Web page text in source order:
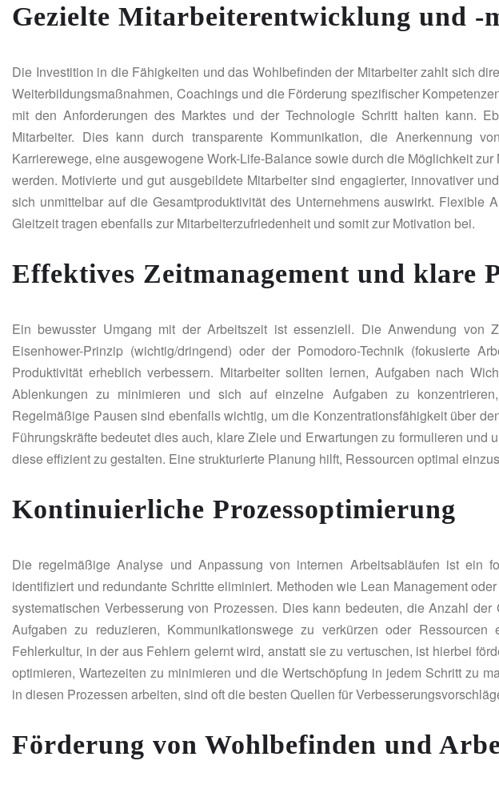
Gezielte Mitarbeiterentwicklung und -
Die Investition in die Fähigkeiten und das Wohlbefinden der Mitarbeiter zahlt sich
Weiterbildungsmaßnahmen, Coachings und die Förderung spezifischer
mit den Anforderungen des Marktes und der Technologie Schritt halten kann.
Mitarbeiter. Dies kann durch transparente Kommunikation, die Anerkennung
Karrierewege, eine ausgewogene Work-Life-Balance sowie durch die Möglichkeit
werden. Motivierte und gut ausgebildete Mitarbeiter sind engagierter, innovativer
sich unmittelbar auf die Gesamtproduktivität des Unternehmens auswirkt. Flexible
Gleitzeit tragen ebenfalls zur Mitarbeiterzufriedenheit und somit zur Motivation bei.
Effektives Zeitmanagement und klare
Ein bewusster Umgang mit der Arbeitszeit ist essenziell. Die Anwendung von
Eisenhower-Prinzip (wichtig/dringend) oder der Pomodoro-Technik (fokusierte
Produktivität erheblich verbessern. Mitarbeiter sollten lernen, Aufgaben nach
Ablenkungen zu minimieren und sich auf einzelne Aufgaben zu
Regelmäßige Pausen sind ebenfalls wichtig, um die Konzentrationsfähigkeit über
Führungskräfte bedeutet dies auch, klare Ziele und Erwartungen zu formulieren und
diese effizient zu gestalten. Eine strukturierte Planung hilft, Ressourcen optimal
Kontinuierliche Prozessoptimierung
Die regelmäßige Analyse und Anpassung von internen Arbeitsabläufen ist ein
identifiziert und redundante Schritte eliminiert. Methoden wie Lean Management
systematischen Verbesserung von Prozessen. Dies kann bedeuten, die Anzahl der
Aufgaben zu reduzieren, Kommunikationswege zu verkürzen oder Ressourcen
Fehlerkultur, in der aus Fehlern gelernt wird, anstatt sie zu vertuschen, ist hierbei
optimieren, Wartezeiten zu minimieren und die Wertschöpfung in jedem Schritt zu
in diesen Prozessen arbeiten, sind oft die besten Quellen für
Förderung von Wohlbefinden und